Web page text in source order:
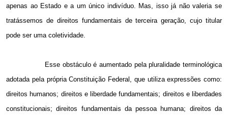
apenas ao Estado e a um único indivíduo. Mas, isso já não valeria se
tratássemos de direitos fundamentais de terceira geração, cujo titular
pode ser uma coletividade.
Esse obstáculo é aumentado pela pluralidade terminológica
adotada pela própria Constituição Federal, que utiliza expressões como:
direitos humanos; direitos e liberdade fundamentais; direitos e liberdades
constitucionais; direitos fundamentais da pessoa humana; direitos da